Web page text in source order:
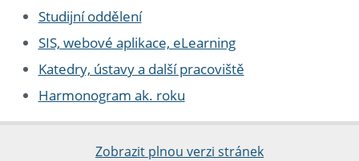
Studijní oddělení
SIS, webové aplikace, eLearning
Katedry, ústavy a další pracoviště
Harmonogram ak. roku
Zobrazit plnou verzi stránek